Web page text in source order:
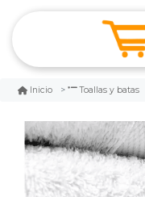
Inicio Toallas y batas